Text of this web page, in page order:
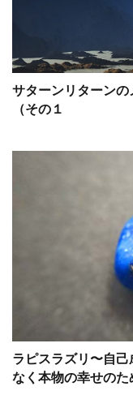
サターンリターン
（その１
ラピスラズリ〜自
なく本物の幸せの